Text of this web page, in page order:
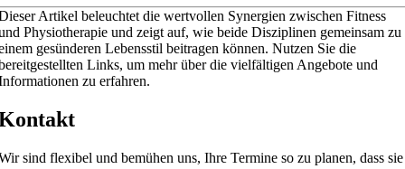
Artikel beleuchtet die wertvollen Synergien zwischen Fitness
Physiotherapie und zeigt auf, wie beide Disziplinen gemeinsam zu
gesünderen Lebensstil beitragen können. Nutzen Sie die
Links, um mehr über die vielfältigen Angebote und
zu erfahren.
sind flexibel und bemühen uns, Ihre Termine so zu planen, dass sie